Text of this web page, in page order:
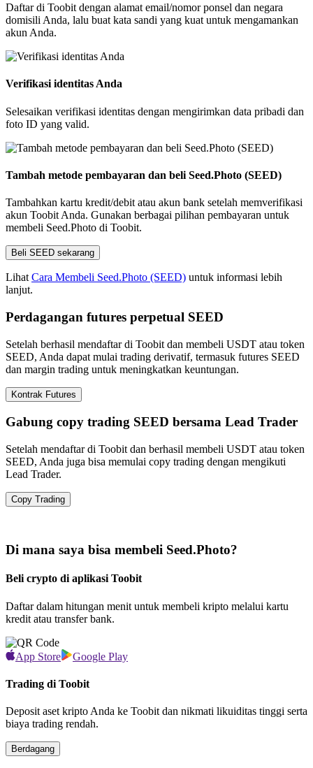
Daftar di Toobit dengan alamat email/nomor ponsel dan negara
domisili Anda, lalu buat kata sandi yang kuat untuk mengamankan
akun Anda.
Verifikasi identitas Anda
Selesaikan verifikasi identitas dengan mengirimkan data pribadi dan
foto ID yang valid.
Tambah metode pembayaran dan beli Seed.Photo (SEED)
Tambahkan kartu kredit/debit atau akun bank setelah memverifikasi
akun Toobit Anda. Gunakan berbagai pilihan pembayaran untuk
membeli Seed.Photo di Toobit.
Beli SEED sekarang
Lihat Cara Membeli Seed.Photo (SEED) untuk informasi lebih
lanjut.
Perdagangan futures perpetual SEED
Setelah berhasil mendaftar di Toobit dan membeli USDT atau token
SEED, Anda dapat mulai trading derivatif, termasuk futures SEED
dan margin trading untuk meningkatkan keuntungan.
Kontrak Futures
Gabung copy trading SEED bersama Lead Trader
Setelah mendaftar di Toobit dan berhasil membeli USDT atau token
SEED, Anda juga bisa memulai copy trading dengan mengikuti
Lead Trader.
Copy Trading
Di mana saya bisa membeli Seed.Photo?
Beli crypto di aplikasi Toobit
Daftar dalam hitungan menit untuk membeli kripto melalui kartu
kredit atau transfer bank.
App Store Google Play
Trading di Toobit
Deposit aset kripto Anda ke Toobit dan nikmati likuiditas tinggi serta
biaya trading rendah.
Berdagang